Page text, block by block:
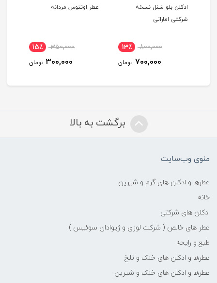
ادکلن بلو شنل نسخه
شرکتی اماراتی
800,000 13٪
700,000 تومان
عطر اونتوس مردانه
350,000 15٪
300,000 تومان
برگشت به بالا
منوی وب‌سایت
عطرها و ادکلن های گرم و شیرین
خانه
ادکلن های شرکتی
عطر های خالص ( شرکت لوزی و ژیوادان سوئیس )
طبع و رایحه
عطرها و ادکلن های خنک و تلخ
عطرها و ادکلن های خنک و شیرین